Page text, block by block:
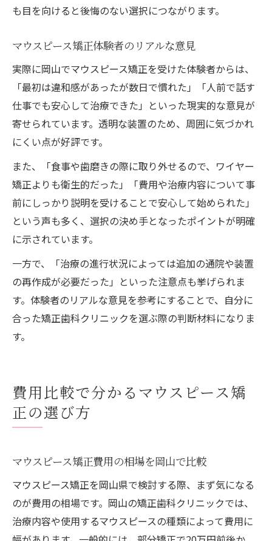
も目を向けると後悔のない選択につながります。
マウスピース矯正体験者のリアルな意見
実際に岡山でマウスピース矯正を受けた体験者からは、
「最初は違和感があったが数日で慣れた」「人前で話す
仕事でも安心して治療できた」といった現実的な意見が
寄せられています。透明な装置のため、周囲に気づかれ
にくい点が好評です。
また、「食事や歯磨きの際に取り外せるので、ワイヤー
矯正よりも衛生的だった」「費用や治療内容について事
前にしっかり説明を受けることで安心して始められた」
という声も多く、選択の決め手となったポイントが明確
に示されています。
一方で、「治療の進行状況によっては追加の通院や装置
の再作成が必要だった」といった注意点も挙げられま
す。体験者のリアルな意見を参考にすることで、自分に
合った矯正歯科クリニックを選ぶ際の判断材料になりま
す。
費用比較で分かるマウスピース矯
正の選び方
マウスピース矯正費用の相場を岡山で比較
マウスピース矯正を岡山県で検討する際、まず気になる
のが費用の相場です。岡山の矯正歯科クリニックでは、
治療内容や使用するマウスピースの種類によって費用に